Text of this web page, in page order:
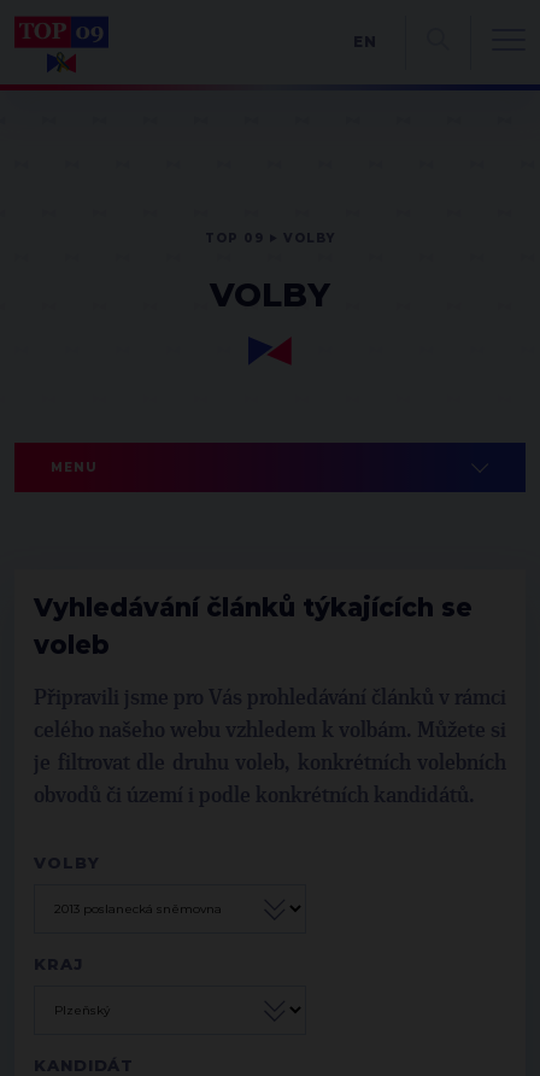
VOLBY
MENU
Vyhledávání článků týkajících se
voleb
Připravili jsme pro Vás prohledávání článků v rámci
celého našeho webu vzhledem k volbám. Můžete si
je filtrovat dle druhu voleb, konkrétních volebních
obvodů či území i podle konkrétních kandidátů.
VOLBY
KRAJ
KANDIDÁT